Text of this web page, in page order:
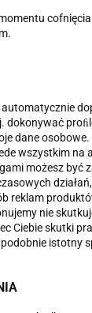
automatycznie
dokonywać
dane osobowe.
wszystkim na
możesz być
reklam
nie
Ciebie skutki
istotny